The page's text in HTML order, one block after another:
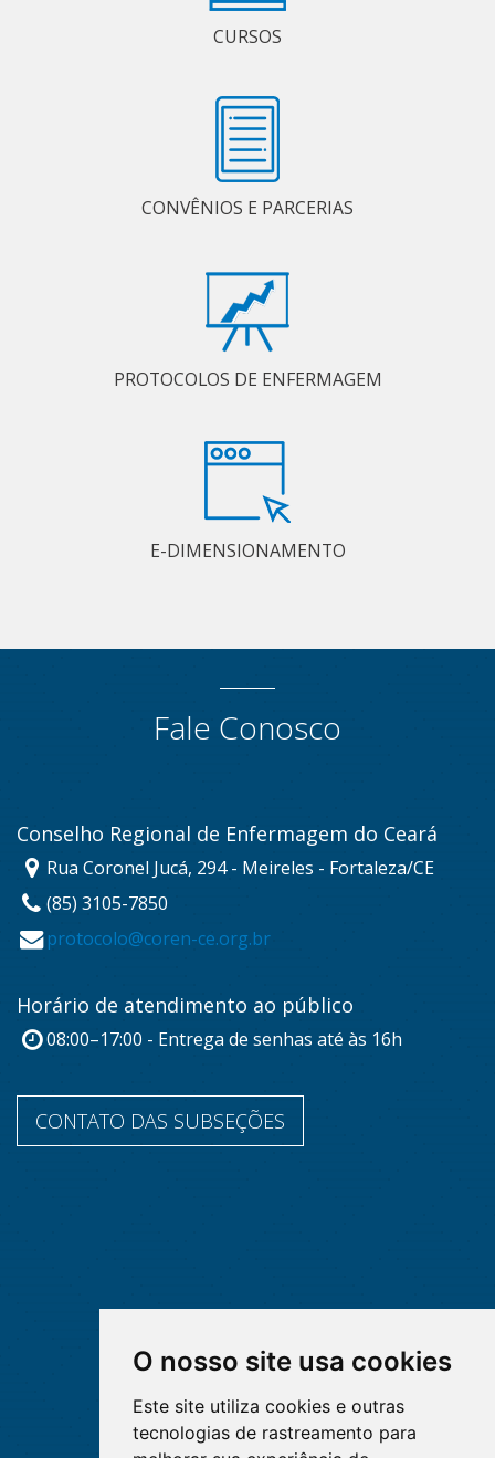
O nosso site usa cookies
Este site utiliza cookies e outras
tecnologias de rastreamento para
CURSOS
CONVÊNIOS E PARCERIAS
PROTOCOLOS DE ENFERMAGEM
E-DIMENSIONAMENTO
Fale Conosco
Conselho Regional de Enfermagem do Ceará
Rua Coronel Jucá, 294 - Meireles - Fortaleza/CE
(85) 3105-7850
protocolo@coren-ce.org.br
Horário de atendimento ao público
08:00–17:00 - Entrega de senhas até às 16h
CONTATO DAS SUBSEÇÕES